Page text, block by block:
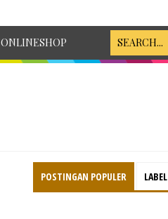
ONLINESHOP
POSTINGAN POPULER LABEL